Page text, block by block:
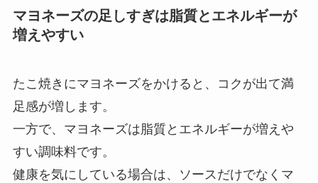
マヨネーズの足しすぎは脂質とエネルギーが
増えやすい
たこ焼きにマヨネーズをかけると、コクが出て満
足感が増します。
一方で、マヨネーズは脂質とエネルギーが増えや
すい調味料です。
健康を気にしている場合は、ソースだけでなくマ